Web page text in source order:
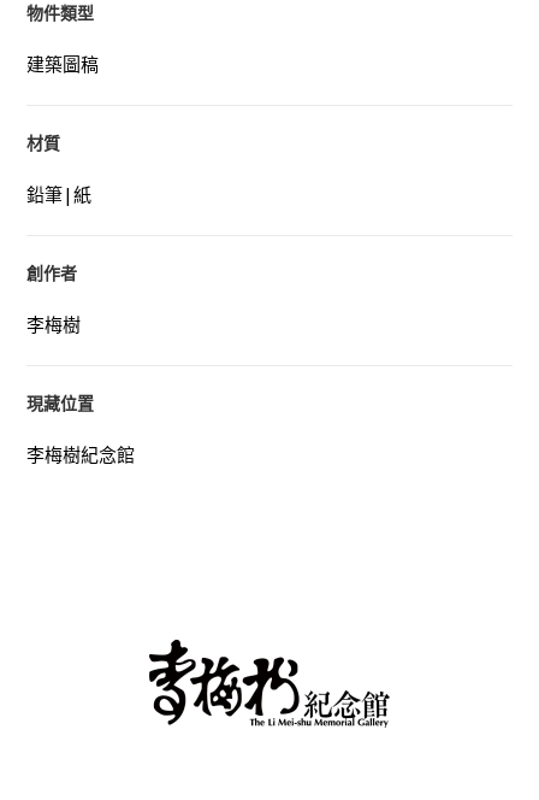
物件類型
建築圖稿
材質
鉛筆|紙
創作者
李梅樹
現藏位置
李梅樹紀念館